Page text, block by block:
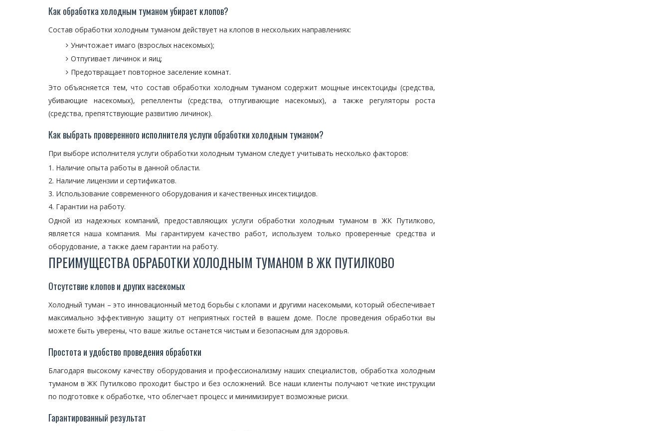
Как обработка холодным туманом убирает клопов?
Состав обработки холодным туманом действует на клопов в нескольких направлениях:
Уничтожает имаго (взрослых насекомых);
Отпугивает личинок и яиц;
Предотвращает повторное заселение комнат.
Это объясняется тем, что состав обработки холодным туманом содержит мощные инсектоциды (средства,
убивающие насекомых), репелленты (средства, отпугивающие насекомых), а также регуляторы роста
(средства, препятствующие развитию личинок).
Как выбрать проверенного исполнителя услуги обработки холодным туманом?
При выборе исполнителя услуги обработки холодным туманом следует учитывать несколько факторов:
Наличие опыта работы в данной области.
Наличие лицензии и сертификатов.
Использование современного оборудования и качественных инсектицидов.
Гарантии на работу.
Одной из надежных компаний, предоставляющих услуги обработки холодным туманом в ЖК Путилково,
является наша компания. Мы гарантируем качество работ, используем только проверенные средства и
оборудование, а также даем гарантии на работу.
ПРЕИМУЩЕСТВА ОБРАБОТКИ ХОЛОДНЫМ ТУМАНОМ В ЖК ПУТИЛКОВО
Отсутствие клопов и других насекомых
Холодный туман – это инновационный метод борьбы с клопами и другими насекомыми, который обеспечивает
максимально эффективную защиту от неприятных гостей в вашем доме. После проведения обработки вы
можете быть уверены, что ваше жилье останется чистым и безопасным для здоровья.
Простота и удобство проведения обработки
Благодаря высокому качеству оборудования и профессионализму наших специалистов, обработка холодным
туманом в ЖК Путилково проходит быстро и без осложнений. Все наши клиенты получают четкие инструкции
по подготовке к обработке, что облегчает процесс и минимизирует возможные риски.
Гарантированный результат